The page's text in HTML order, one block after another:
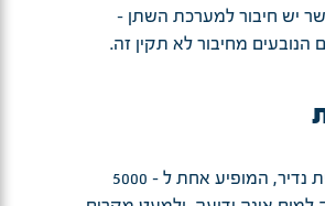
יש חיבור למערכת השתן -
הנובעים מחיבור לא תקין זה.
זהו מום יחסית נדיר, המופיע אחת ל - 5000